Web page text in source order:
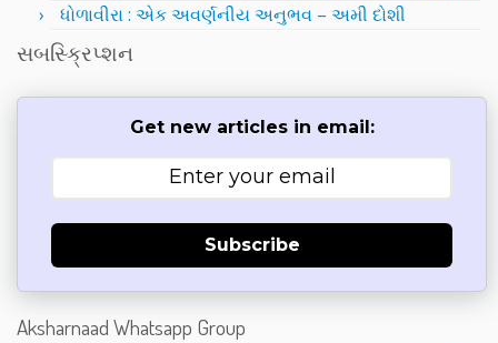
ધોળાવીરા : એક અવર્ણનીય અનુભવ – અમી દોશી
સબસ્ક્રિપ્શન
Get new articles in email:
Subscribe
Aksharnaad Whatsapp Group